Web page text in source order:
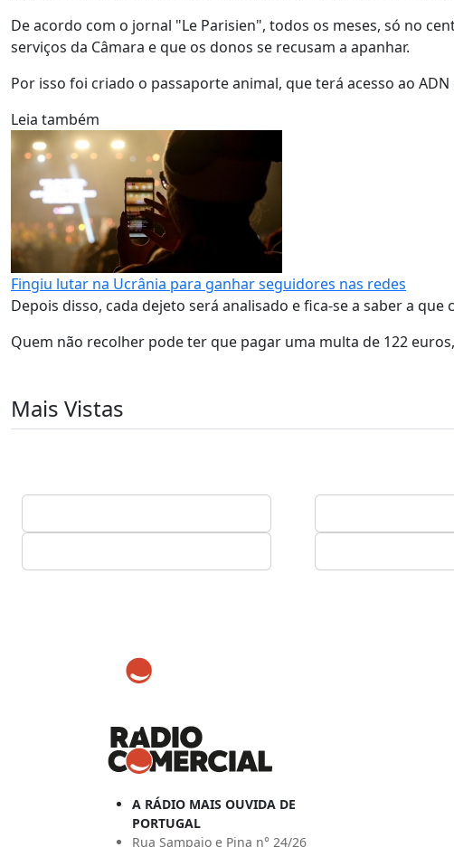
De acordo com o jornal "Le Parisien", todos os meses, só no
serviços da Câmara e que os donos se recusam a apanhar.
Por isso foi criado o passaporte animal, que terá acesso ao
Leia também
Fingiu lutar na Ucrânia para ganhar seguidores nas redes
Depois disso, cada dejeto será analisado e fica-se a saber a que
Quem não recolher pode ter que pagar uma multa de 122
Mais Vistas
A RÁDIO MAIS OUVIDA DE
PORTUGAL
Rua Sampaio e Pina n° 24/26